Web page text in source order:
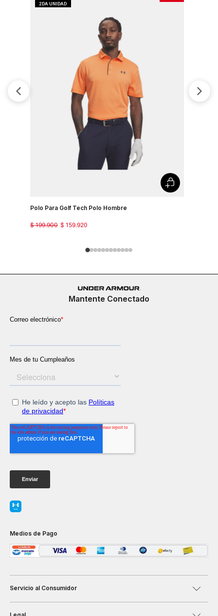
Polo Para Golf Tech Polo Hombre
$ 159.920
$ 199.900
Mantente Conectado
Medios de Pago
Servicio al Consumidor